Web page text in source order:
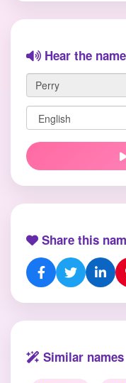
Hear the name
Share this
Similar names